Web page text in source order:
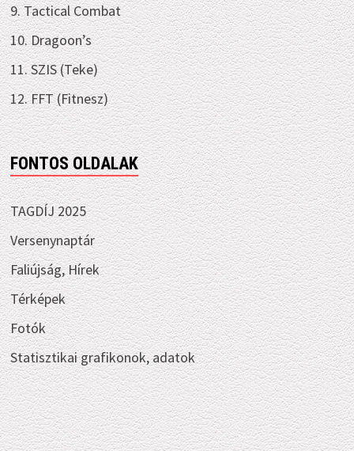
9. Tactical Combat
10. Dragoon’s
11. SZIS (Teke)
12. FFT (Fitnesz)
FONTOS OLDALAK
TAGDÍJ 2025
Versenynaptár
Faliújság, Hírek
Térképek
Fotók
Statisztikai grafikonok, adatok